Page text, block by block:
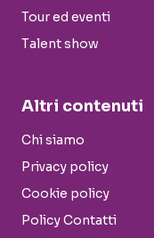
Tour ed eventi
Talent show
Altri contenuti
Chi siamo
Privacy policy
Cookie policy
Policy Contatti